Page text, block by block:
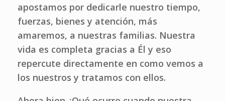
apostamos por dedicarle nuestro tiempo,
fuerzas, bienes y atención, más
amaremos, a nuestras familias. Nuestra
vida es completa gracias a Él y eso
repercute directamente en como vemos a
los nuestros y tratamos con ellos.